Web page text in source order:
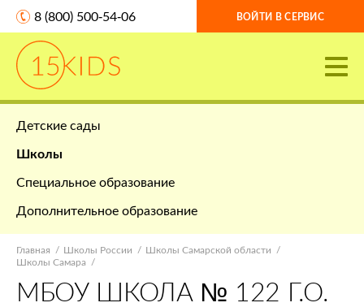
8 (800) 500-54-06 ВОЙТИ В СЕРВИС
Детские сады
Школы
Специальное образование
Дополнительное образование
Главная Школы России
Школы Самарской области
Школы Самара
МБОУ ШКОЛА № 122 Г.О.